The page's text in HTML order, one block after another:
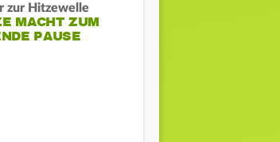
zur Hitzewelle
MACHT ZUM
PAUSE